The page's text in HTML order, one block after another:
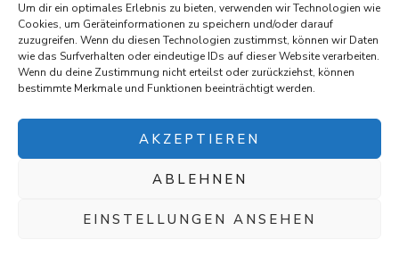
Um dir ein optimales Erlebnis zu bieten, verwenden wir Technologien wie
Cookies, um Geräteinformationen zu speichern und/oder darauf
zuzugreifen. Wenn du diesen Technologien zustimmst, können wir Daten
wie das Surfverhalten oder eindeutige IDs auf dieser Website verarbeiten.
Wenn du deine Zustimmung nicht erteilst oder zurückziehst, können
bestimmte Merkmale und Funktionen beeinträchtigt werden.
AKZEPTIEREN
ABLEHNEN
EINSTELLUNGEN ANSEHEN
97711 Maßbach
+49 172 85 64 937
Hundefreundeinbayern@web.de
Hundefreunde in Bayern e.V. – und verwöhnt eure Fellnasen!